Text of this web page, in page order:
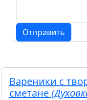
Отправить
Вареники с
сметане